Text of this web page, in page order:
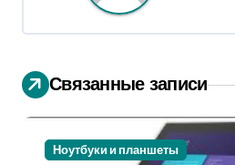
а
ц
и
Связанные записи
Ноутбуки и планшеты